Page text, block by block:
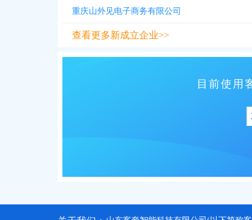
重庆山外见电子商务有限公司
查看更多新成立企业>>
目前使用